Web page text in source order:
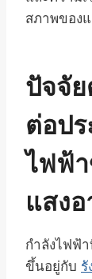
สภาพของ
ปัจจั
ต่อป
ไฟฟ้
แสง
กำลังไฟฟ้
ขึ้นอยู่กับ รั